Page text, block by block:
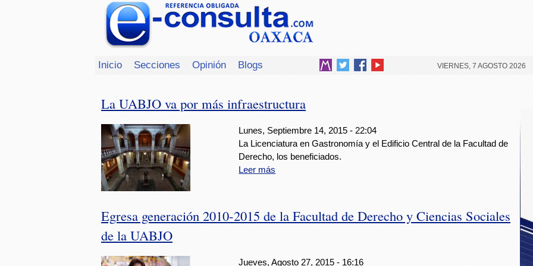
Inicio Secciones Opinión Blogs VIERNES, 7 AGOSTO 2026
La UABJO va por más infraestructura
Lunes, Septiembre 14, 2015 - 22:04
La Licenciatura en Gastronomía y el Edificio Central de la Facultad de
Derecho, los beneficiados.
Leer más
Egresa generación 2010-2015 de la Facultad de Derecho y Ciencias Sociales
de la UABJO
Jueves, Agosto 27, 2015 - 16:16